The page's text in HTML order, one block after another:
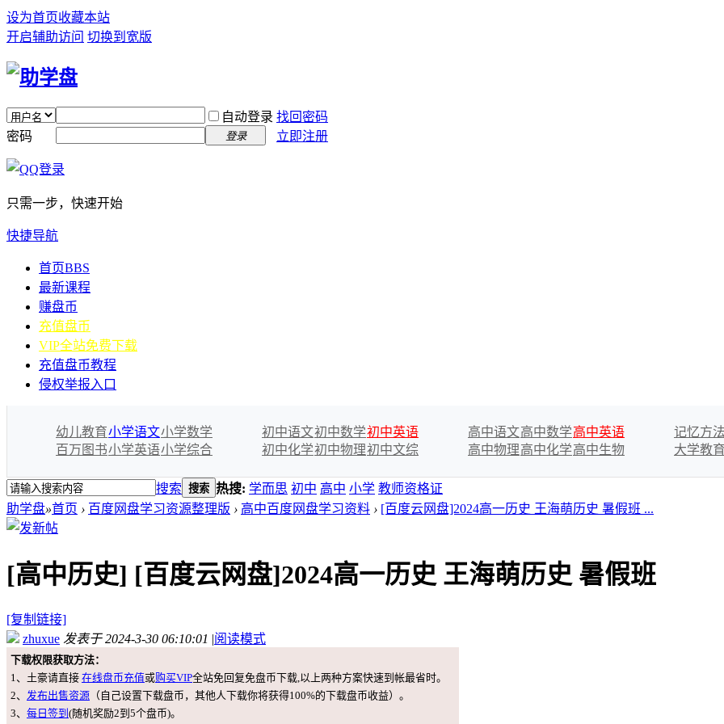
设为首页收藏本站
开启辅助访问 切换到宽版
自动登录 找回密码
密码
登录 立即注册
只需一步，快速开始
快捷导航
首页BBS
最新课程
赚盘币
充值盘币
VIP全站免费下载
充值盘币教程
侵权举报入口
幼儿教育小学语文小学数学
百万图书小学英语小学综合
初中语文初中数学初中英语
初中化学初中物理初中文综
高中语文高中数学高中英语
高中物理高中化学高中生物
记忆方法
大学教育
搜索 搜索 热搜: 学而思 初中 高中 小学 教师资格证
助学盘»首页 › 百度网盘学习资源整理版 › 高中百度网盘学习资料 › [百度云网盘]2024高一历史 王海萌历史 暑假班 ...
[高中历史] [百度云网盘]2024高一历史 王海萌历史 暑假班
[复制链接]
zhuxue 发表于 2024-3-30 06:10:01 |阅读模式
下载权限获取方法：
1、土豪请直接 在线盘币充值或购买VIP全站免回复免盘币下载,以上两种方案快速到帐最省时。
2、 发布出售资源 （自己设置下载盘币，其他人下载你将获得100%的下载盘币收益）。
3、 每日签到 (随机奖励2到5个盘币)。